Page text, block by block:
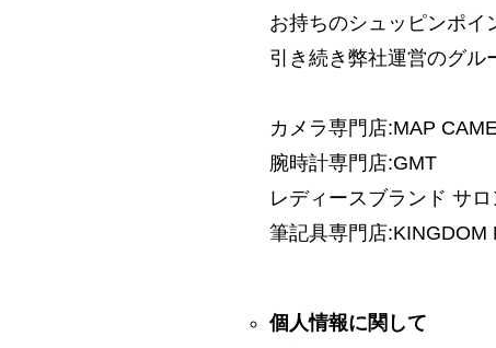
お持ちのシュッピンポイ
引き続き弊社運営のグル
カメラ専門店:MAP
腕時計専門店:GMT
レディースブランド サ
筆記具専門店:KINGDOM
個人情報に関して